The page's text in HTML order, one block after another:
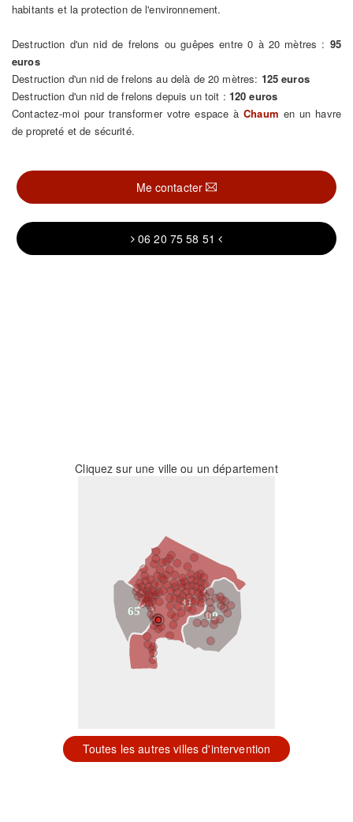
habitants et la protection de l'environnement.
Destruction d'un nid de frelons ou guêpes entre 0 à 20 mètres : 95
euros
Destruction d'un nid de frelons au delà de 20 mètres: 125 euros
Destruction d'un nid de frelons depuis un toit : 120 euros
Contactez-moi pour transformer votre espace àChaum en un havre
de propreté et de sécurité.
Me contacter
06 20 75 58 51
Cliquez sur une ville ou un département
31
09
65
Toutes les autres villes d'intervention